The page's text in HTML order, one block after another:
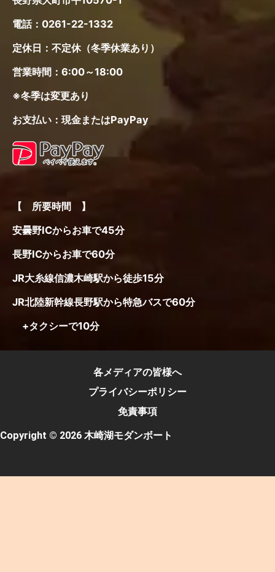
電話： 0261-22-1332
定休日：不定休（冬季休業あり）
営業時間：6:00～18:00
※冬季は変更あり
お支払い：現金またはPayPay
【 所要時間 】
安曇野ICからお車で45分
長野ICからお車で60分
JR大糸線信濃木崎駅から徒歩15分
JR北陸新幹線長野駅から特急バスで60分
+タクシーで10分
各メディアの皆様へ
プライバシーポリシー
免責事項
Copyright © 2026 木崎湖モダンボート